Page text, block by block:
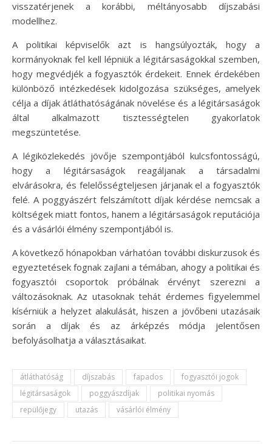
visszatérjenek a korábbi, méltányosabb díjszabási
modellhez.
A politikai képviselők azt is hangsúlyozták, hogy a
kormányoknak fel kell lépniük a légitársaságokkal szemben,
hogy megvédjék a fogyasztók érdekeit. Ennek érdekében
különböző intézkedések kidolgozása szükséges, amelyek
célja a díjak átláthatóságának növelése és a légitársaságok
által alkalmazott tisztességtelen gyakorlatok
megszüntetése.
A légiközlekedés jövője szempontjából kulcsfontosságú,
hogy a légitársaságok reagáljanak a társadalmi
elvárásokra, és felelősségteljesen járjanak el a fogyasztók
felé. A poggyászért felszámított díjak kérdése nemcsak a
költségek miatt fontos, hanem a légitársaságok reputációja
és a vásárlói élmény szempontjából is.
A következő hónapokban várhatóan további diskurzusok és
egyeztetések fognak zajlani a témában, ahogy a politikai és
fogyasztói csoportok próbálnak érvényt szerezni a
változásoknak. Az utasoknak tehát érdemes figyelemmel
kísérniük a helyzet alakulását, hiszen a jövőbeni utazásaik
során a díjak és az árképzés módja jelentősen
befolyásolhatja a választásaikat.
átláthatóság díjszabás fapados
fogyasztói jogok
légitársaságok
poggyászdíjak
politikai nyomás
repülőjegy
utazás vásárlói élmény